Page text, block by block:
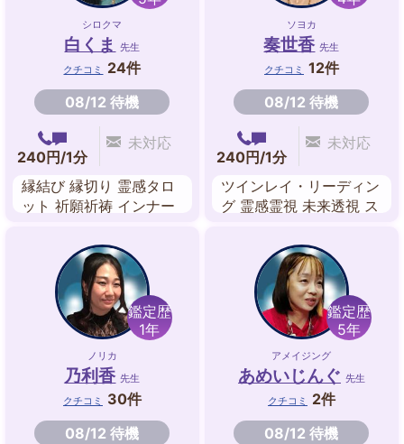
シロクマ
白くま 先生
クチコミ
24件
08/12 待機
240円/1分
未対応
縁結び 縁切り 霊感タロ
ット 祈願祈祷 インナー
クラ エネルギーワーク
ソヨカ
奏世香 先生
クチコミ 12件
08/12 待機
240円/1分
未対応
ツインレイ・リーディン
グ 霊感霊視 未来透視 ス
ング 前世鑑定 クリアリ
鑑定歴
1年
ノリカ
乃利香 先生
クチコミ
30件
08/12 待機
鑑定歴
5年
アメイジング
あめいじんぐ 先生
クチコミ
2件
08/12 待機